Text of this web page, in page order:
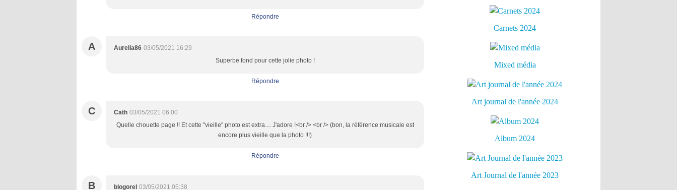
Répondre
A Aurelia86 03/05/2021 16:29
Superbe fond pour cette jolie photo !
Répondre
C Cath 03/05/2021 06:00
Quelle chouette page !! Et cette "vieille" photo est extra.... J'adore !<br /> <br /> (bon, la référence musicale est
encore plus vieille que la photo !!!)
Répondre
B blogorel 03/05/2021 05:38
Carnets 2024
Mixed média
Art journal de l'année 2024
Album 2024
Art Journal de l'année 2023